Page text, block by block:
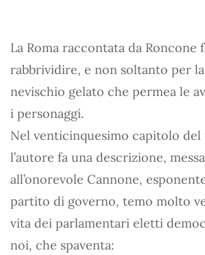
La Roma raccontata da Roncone
rabbrividire, e non soltanto per
nevischio gelato che permea le
i personaggi.
Nel venticinquesimo capitolo del
l’autore fa una descrizione,
all’onorevole Cannone,
partito di governo, temo molto
vita dei parlamentari eletti
noi, che spaventa: